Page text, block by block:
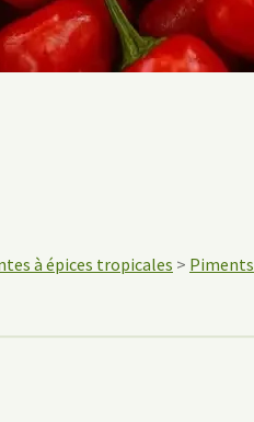
à épices tropicales > Piments